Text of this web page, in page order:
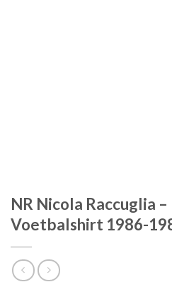
NR Nicola Raccuglia
Voetbalshirt 1986-